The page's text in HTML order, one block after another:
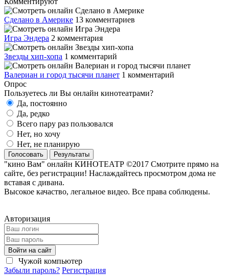
Сделано в Америке 13 комментариев
Игра Эндера 2 комментария
Звезды хип-хопа 1 комментарий
Валериан и город тысячи планет 1 комментарий
Опрос
Пользуетесь ли Вы онлайн кинотеатрами?
Да, постоянно
Да, редко
Всего пару раз пользовался
Нет, но хочу
Нет, не планирую
Голосовать Результаты
"кино Вам" онлайн КИНОТЕАТР ©2017 Смотрите прямо на
сайте, без регистрации! Наслаждайтесь просмотром дома не
вставая с дивана.
Высокое качаство, легальное видео. Все права соблюдены.
Авторизация
Войти на сайт
Чужой компьютер
Забыли пароль? Регистрация